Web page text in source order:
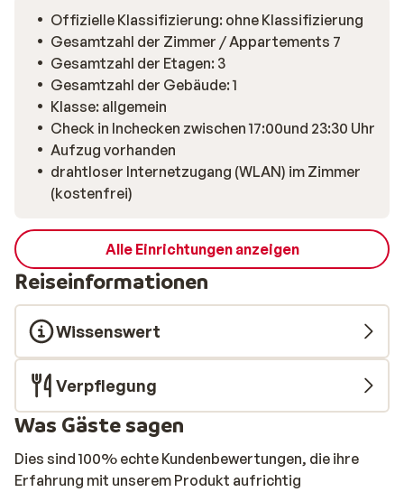
Offizielle Klassifizierung: ohne Klassifizierung
Gesamtzahl der Zimmer / Appartements 7
Gesamtzahl der Etagen: 3
Gesamtzahl der Gebäude: 1
Klasse: allgemein
Check in Inchecken zwischen 17:00und 23:30 Uhr
Aufzug vorhanden
drahtloser Internetzugang (WLAN) im Zimmer
(kostenfrei)
Alle Einrichtungen anzeigen
Reiseinformationen
Wissenswert
Verpflegung
Was Gäste sagen
Dies sind 100% echte Kundenbewertungen, die ihre
Erfahrung mit unserem Produkt aufrichtig